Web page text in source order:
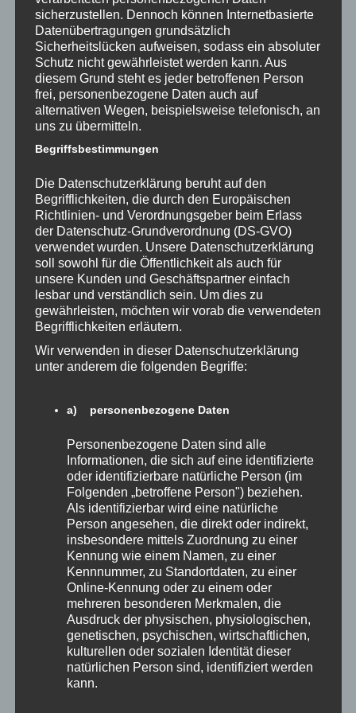
Februar 2022
Januar 2022
November 2021
Oktober 2021
September 2021
Juli 2021
Juni 2021
Mai 2021
Dezember 2020
November 2020
November 2019
Januar 2019
Juni 2018
März 2018
Februar 2018
Kategorien
Allgemein
Buchpräsentation
sicherzustellen. Dennoch können Internetbasierte
Datenübertragungen grundsätzlich
Sicherheitslücken aufweisen, sodass ein absoluter
Schutz nicht gewährleistet werden kann. Aus
diesem Grund steht es jeder betroffenen Person
frei, personenbezogene Daten auch auf
alternativen Wegen, beispielsweise telefonisch, an
uns zu übermitteln.
Begriffsbestimmungen
Die Datenschutzerklärung beruht auf den
Begrifflichkeiten, die durch den Europäischen
Richtlinien- und Verordnungsgeber beim Erlass
der Datenschutz-Grundverordnung (DS-GVO)
verwendet wurden. Unsere Datenschutzerklärung
soll sowohl für die Öffentlichkeit als auch für
unsere Kunden und Geschäftspartner einfach
lesbar und verständlich sein. Um dies zu
gewährleisten, möchten wir vorab die verwendeten
Begrifflichkeiten erläutern.
Wir verwenden in dieser Datenschutzerklärung
unter anderem die folgenden Begriffe:
a) personenbezogene Daten
Personenbezogene Daten sind alle
Informationen, die sich auf eine identifizierte
oder identifizierbare natürliche Person (im
Folgenden „betroffene Person") beziehen.
Als identifizierbar wird eine natürliche
Person angesehen, die direkt oder indirekt,
insbesondere mittels Zuordnung zu einer
Kennung wie einem Namen, zu einer
Kennnummer, zu Standortdaten, zu einer
Online-Kennung oder zu einem oder
mehreren besonderen Merkmalen, die
Ausdruck der physischen, physiologischen,
genetischen, psychischen, wirtschaftlichen,
kulturellen oder sozialen Identität dieser
natürlichen Person sind, identifiziert werden
kann.